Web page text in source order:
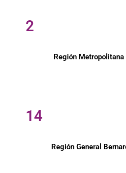
2
Región Metropolitana
14
Región General